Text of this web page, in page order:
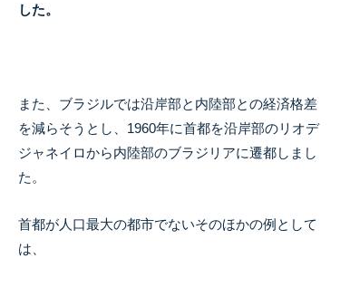
した。
また、ブラジルでは沿岸部と内陸部との経済格差
を減らそうとし、1960年に首都を沿岸部のリオデ
ジャネイロから内陸部のブラジリアに遷都しまし
た。
首都が人口最大の都市でないそのほかの例として
は、